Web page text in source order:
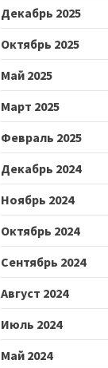
Декабрь 2025
Октябрь 2025
Май 2025
Март 2025
Февраль 2025
Декабрь 2024
Ноябрь 2024
Октябрь 2024
Сентябрь 2024
Август 2024
Июль 2024
Май 2024